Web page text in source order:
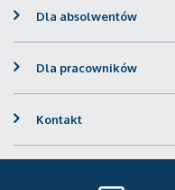
Dla absolwentów
Dla pracowników
Kontakt